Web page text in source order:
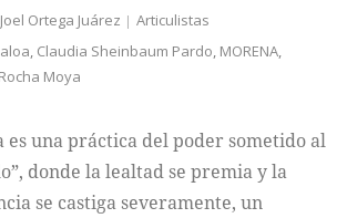
Joel Ortega Juárez
Articulistas
, Claudia Sheinbaum Pardo, MORENA,
Moya
es una práctica del poder sometido al
donde la lealtad se premia y la
se castiga severamente, un